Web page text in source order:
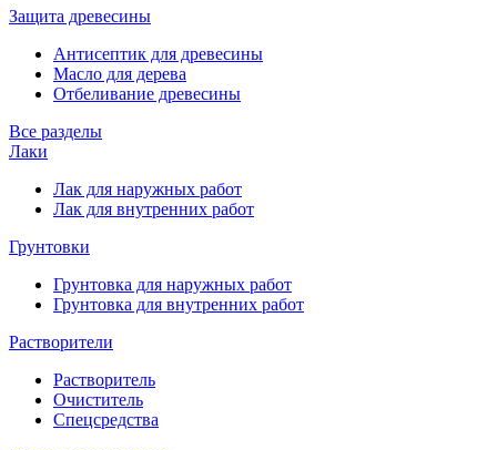
Защита древесины
Антисептик для древесины
Масло для дерева
Отбеливание древесины
Все разделы
Лаки
Лак для наружных работ
Лак для внутренних работ
Грунтовки
Грунтовка для наружных работ
Грунтовка для внутренних работ
Растворители
Растворитель
Очиститель
Спецсредства